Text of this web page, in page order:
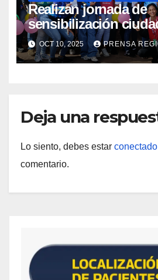
Realizan jornada de
sensibilización
Salud Mental en
OCT 10, 2025 PRENSA
Deja una
Lo siento, debes estar conectado
comentario.